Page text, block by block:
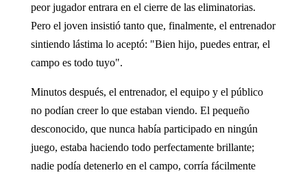
peor jugador entrara en el cierre de las eliminatorias.
Pero el joven insistió tanto que, finalmente, el entrenador
sintiendo lástima lo aceptó: "Bien hijo, puedes entrar, el
campo es todo tuyo".
Minutos después, el entrenador, el equipo y el público
no podían creer lo que estaban viendo. El pequeño
desconocido, que nunca había participado en ningún
juego, estaba haciendo todo perfectamente brillante;
nadie podía detenerlo en el campo, corría fácilmente